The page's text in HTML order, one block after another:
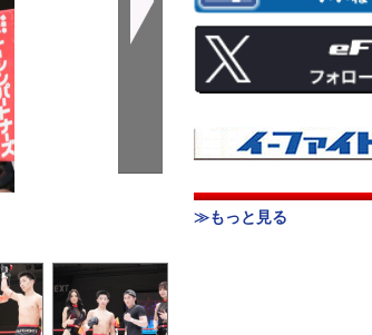
≫もっと見る